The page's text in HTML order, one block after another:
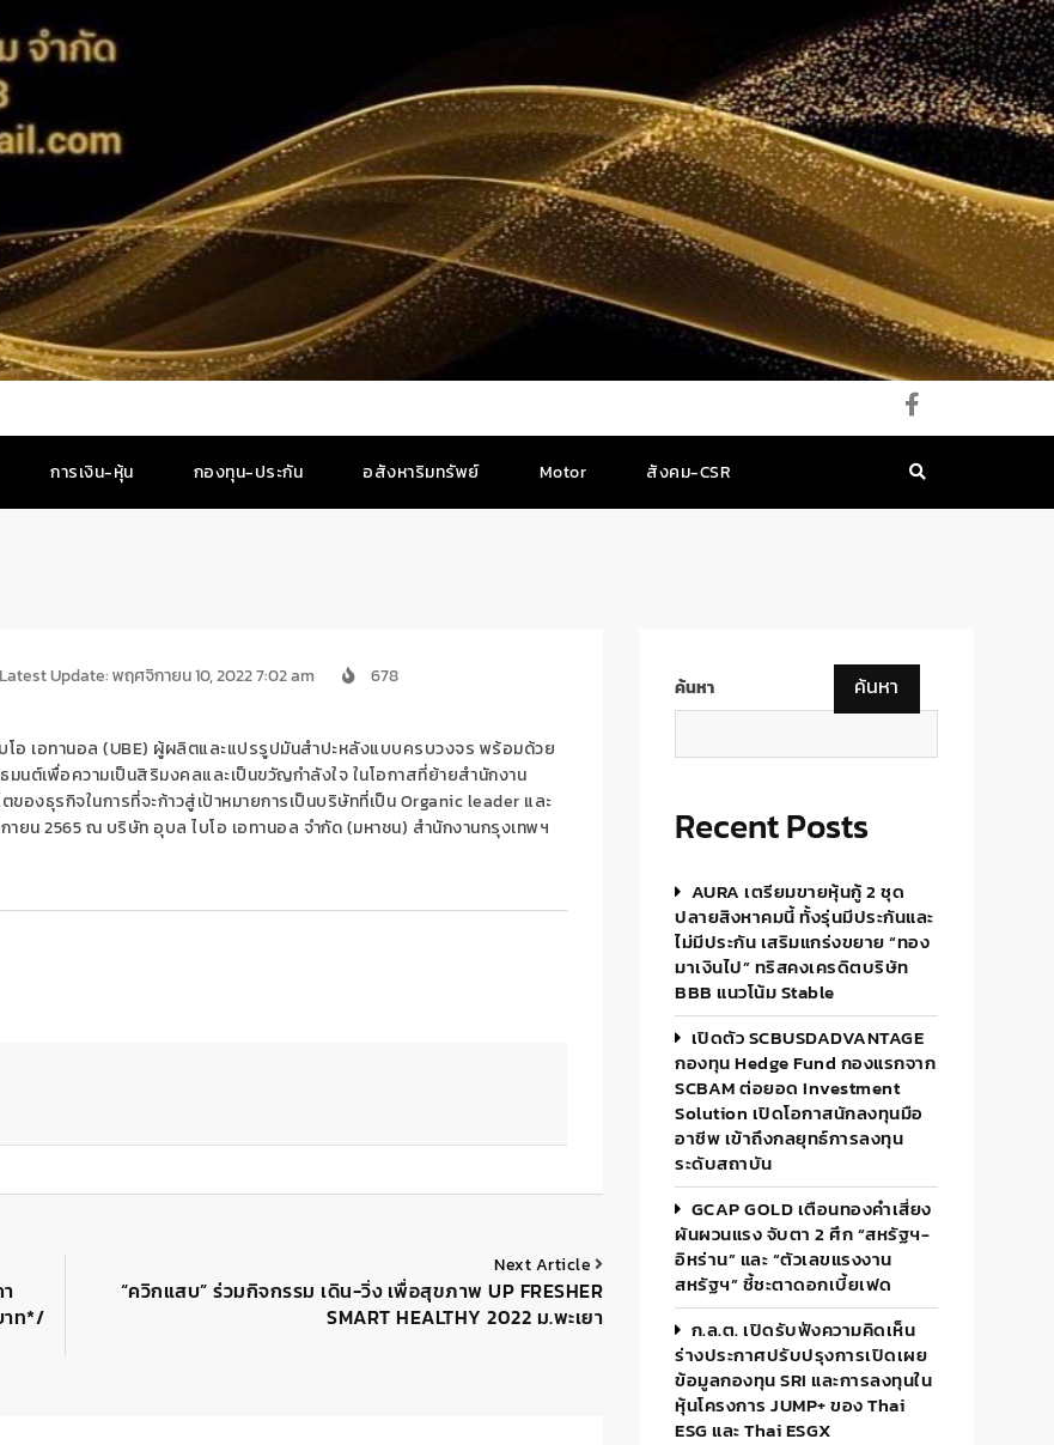
การเงิน-หุ้น กองทุน-ประกัน อสังหาริมทรัพย์ Motor สังคม-CSR
Latest Update: พฤศจิกายน 10, 2022 7:02 am
678
อ เอทานอล (UBE) ผู้ผลิตและแปรรูปมันสำปะหลังแบบครบวงจร พร้อมด้วย
มนต์เพื่อความเป็นสิริมงคลและเป็นขวัญกำลังใจ ในโอกาสที่ย้ายสำนักงาน
ตของธุรกิจในการที่จะก้าวสู่เป้าหมายการเป็นบริษัทที่เป็นOrganic leader และ
ายน 2565ณ บริษัท อุบล ไบโอ เอทานอล จำกัด (มหาชน) สำนักงานกรุงเทพฯ
าท*/
Next Article
“ควิกแสบ” ร่วมกิจกรรม เดิน-วิ่ง เพื่อสุขภาพ UP FRESHER
SMART HEALTHY 2022 ม.พะเยา
ค้นหา ค้นหา
Recent Posts
AURA เตรียมขายหุ้นกู้ 2 ชุด
ปลายสิงหาคมนี้ ทั้งรุ่นมีประกันและ
ไม่มีประกัน เสริมแกร่งขยาย “ทอง
มาเงินไป” ทริสคงเครดิตบริษัท
BBB แนวโน้ม Stable
เปิดตัว SCBUSDADVANTAGE
กองทุน Hedge Fund กองแรกจาก
SCBAM ต่อยอด Investment
Solution เปิดโอกาสนักลงทุนมือ
อาชีพ เข้าถึงกลยุทธ์การลงทุน
ระดับสถาบัน
GCAP GOLD เตือนทองคำเสี่ยง
ผันผวนแรง จับตา 2 ศึก “สหรัฐฯ-
อิหร่าน” และ “ตัวเลขแรงงาน
สหรัฐฯ” ชี้ชะตาดอกเบี้ยเฟด
ก.ล.ต. เปิดรับฟังความคิดเห็น
ร่างประกาศปรับปรุงการเปิดเผย
ข้อมูลกองทุน SRI และการลงทุนใน
หุ้นโครงการ JUMP+ ของ Thai
ESG และ Thai ESGX